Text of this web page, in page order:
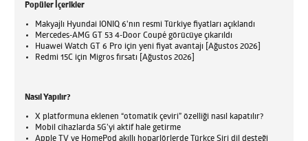
Popüler İçerikler
Makyajlı Hyundai IONIQ 6'nın resmi Türkiye fiyatları açıklandı
Mercedes-AMG GT 53 4-Door Coupé görücüye çıkarıldı
Huawei Watch GT 6 Pro için yeni fiyat avantajı [Ağustos 2026]
Redmi 15C için Migros fırsatı [Ağustos 2026]
Nasıl Yapılır?
X platformuna eklenen “otomatik çeviri” özelliği nasıl kapatılır?
Mobil cihazlarda 5G’yi aktif hale getirme
Apple TV ve HomePod akıllı hoparlörlerde Türkçe Siri dil desteği